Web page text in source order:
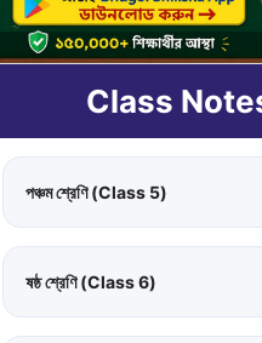
Class
পঞ্চম শ্রেণি (Class 5)
ষষ্ঠ শ্রেণি (Class 6)